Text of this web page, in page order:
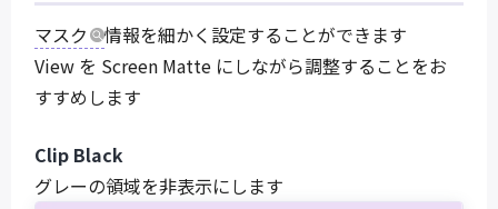
マスク
情報を細かく設定することができます
View を Screen Matte にしながら調整することをお
すすめします
Clip Black
グレーの領域を非表示にします